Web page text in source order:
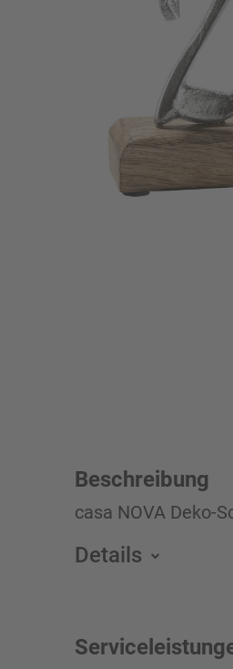
Beschreibung
casa NOVA Deko-
Details